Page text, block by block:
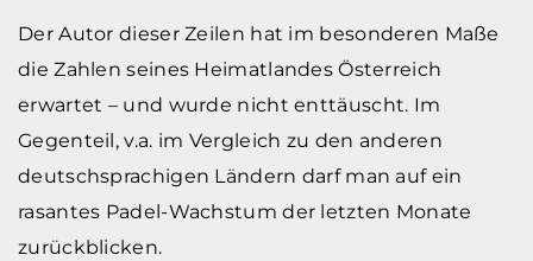
Der Autor dieser Zeilen hat im besonderen Maße
die Zahlen seines Heimatlandes Österreich
erwartet – und wurde nicht enttäuscht. Im
Gegenteil, v.a. im Vergleich zu den anderen
deutschsprachigen Ländern darf man auf ein
rasantes Padel-Wachstum der letzten Monate
zurückblicken.